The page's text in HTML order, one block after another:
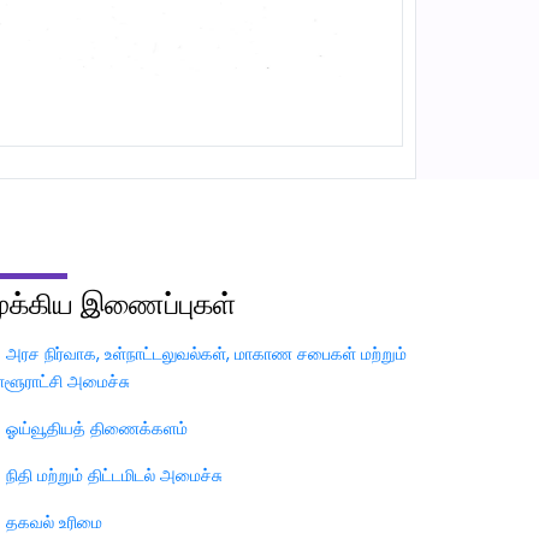
இணைப்புகள்
அரச நிர்வாக, உள்நாட்டலுவல்கள், மாகாண சபைகள் மற்றும்
அமைச்சு
ஓய்வூதியத் திணைக்களம்
நிதி மற்றும் திட்டமிடல் அமைச்சு
தகவல் உரிமை